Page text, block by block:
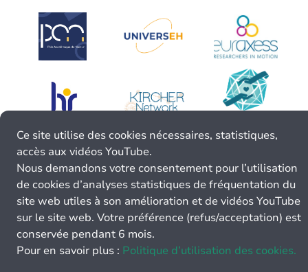
Ce site utilise des cookies nécessaires, statistiques,
accès aux vidéos YouTube.
Nous demandons votre consentement pour l’utilisation
de cookies d’analyses statistiques de fréquentation du
site web utiles à son amélioration et de vidéos YouTube
sur le site web. Votre préférence (refus/acceptation) est
conservée pendant 6 mois.
Pour en savoir plus : Politique d’utilisation des cookies.